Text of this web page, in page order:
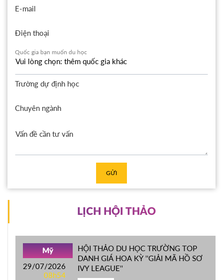
E-mail
Điện thoại
Quốc gia bạn muốn du học
Trường dự định học
Chuyên ngành
GỬI
LỊCH HỘI THẢO
Mỹ
29/07/2026
08h54
HỘI THẢO DU HỌC TRƯỜNG TOP
DANH GIÁ HOA KỲ ''GIẢI MÃ HỒ SƠ
IVY LEAGUE''